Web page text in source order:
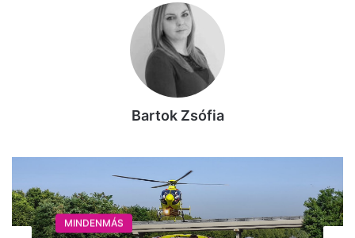
Bartok Zsófia
MINDENMÁS